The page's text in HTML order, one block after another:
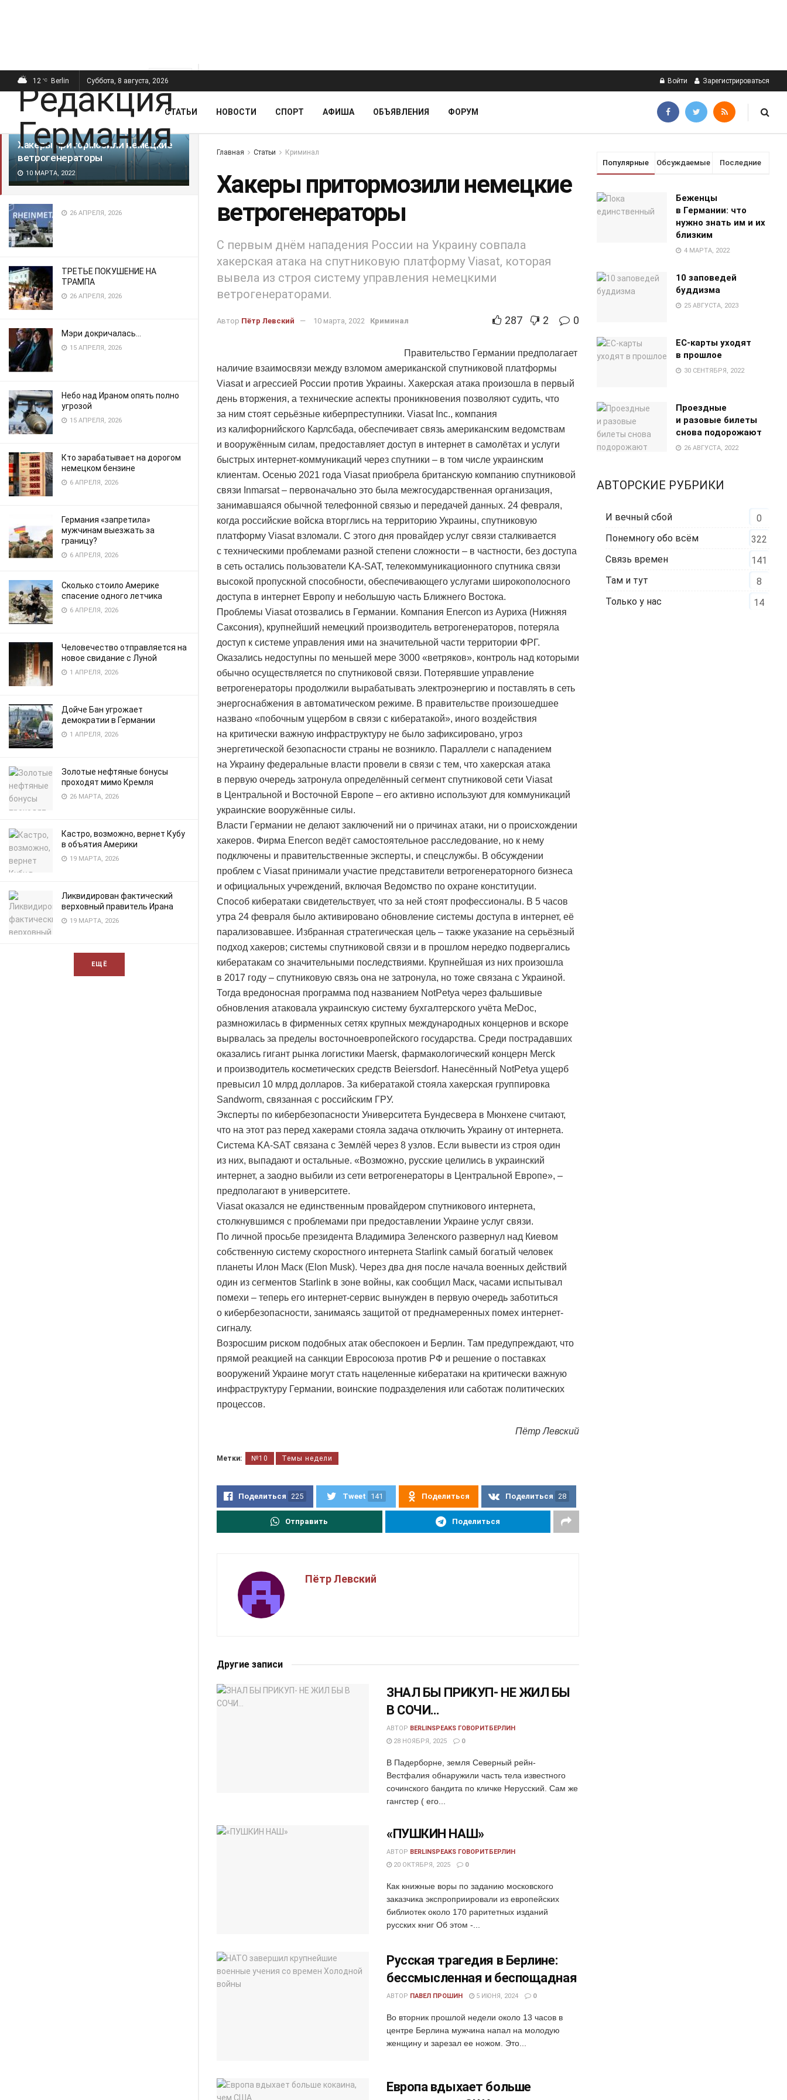
ПОСЛЕДНИЕ
Хакеры притормозили немецкие
ветрогенераторы
10 МАРТА, 2022
26 АПРЕЛЯ, 2026
ТРЕТЬЕ ПОКУШЕНИЕ НА
ТРАМПА
26 АПРЕЛЯ, 2026
Мэри докричалась…
15 АПРЕЛЯ, 2026
Небо над Ираном опять полно
угрозой
15 АПРЕЛЯ, 2026
Кто зарабатывает на дорогом
немецком бензине
6 АПРЕЛЯ, 2026
Германия «запретила»
мужчинам выезжать за
границу?
6 АПРЕЛЯ, 2026
Сколько стоило Америке
спасение одного летчика
6 АПРЕЛЯ, 2026
Человечество отправляется на
новое свидание с Луной
1 АПРЕЛЯ, 2026
Дойче Бан угрожает
демократии в Германии
1 АПРЕЛЯ, 2026
Золотые нефтяные бонусы
проходят мимо Кремля
26 МАРТА, 2026
Кастро, возможно, вернет Кубу
в объятия Америки
19 МАРТА, 2026
Ликвидирован фактический
верховный правитель Ирана
19 МАРТА, 2026
ЕЩЁ
12 °C Berlin Суббота, 8 августа, 2026 Войти Зарегистрироваться
СТАТЬИ НОВОСТИ СПОРТ АФИША ОБЪЯВЛЕНИЯ ФОРУМ
Главная Статьи Криминал
Хакеры притормозили немецкие
ветрогенераторы
С первым днём нападения России на Украину совпала
хакерская атака на спутниковую платформу Viasat, которая
вывела из строя систему управления немецкими
ветрогенераторами.
Автор Пётр Левский 10 марта, 2022 Криминал 287 2 0
Правительство Германии предполагает
наличие взаимосвязи между взломом американской спутниковой платформы
Viasat и агрессией России против Украины. Хакерская атака произошла в первый
день вторжения, а технические аспекты проникновения позволяют судить, что
за ним стоят серьёзные киберпреступники. Viasat Inc., компания
из калифорнийского Карлсбада, обеспечивает связь американским ведомствам
и вооружённым силам, предоставляет доступ в интернет в самолётах и услуги
быстрых интернет-коммуникаций через спутники – в том числе украинским
клиентам. Осенью 2021 года Viasat приобрела британскую компанию спутниковой
связи Inmarsat – первоначально это была межгосударственная организация,
занимавшаяся обычной телефонной связью и передачей данных. 24 февраля,
когда российские войска вторглись на территорию Украины, спутниковую
платформу Viasat взломали. С этого дня провайдер услуг связи сталкивается
с техническими проблемами разной степени сложности – в частности, без доступа
в сеть остались пользователи KA-SAT, телекоммуникационного спутника связи
высокой пропускной способности, обеспечивающего услугами широкополосного
доступа в интернет Европу и небольшую часть Ближнего Востока.
Проблемы Viasat отозвались в Германии. Компания Enercon из Ауриха (Нижняя
Саксония), крупнейший немецкий производитель ветрогенераторов, потеряла
доступ к системе управления ими на значительной части территории ФРГ.
Оказались недоступны по меньшей мере 3000 «ветряков», контроль над которыми
обычно осуществляется по спутниковой связи. Потерявшие управление
ветрогенераторы продолжили вырабатывать электроэнергию и поставлять в сеть
энергоснабжения в автоматическом режиме. В правительстве произошедшее
названо «побочным ущербом в связи с кибератакой», иного воздействия
на критически важную инфраструктуру не было зафиксировано, угроз
энергетической безопасности страны не возникло. Параллели с нападением
на Украину федеральные власти провели в связи с тем, что хакерская атака
в первую очередь затронула определённый сегмент спутниковой сети Viasat
в Центральной и Восточной Европе – его активно используют для коммуникаций
украинские вооружённые силы.
Власти Германии не делают заключений ни о причинах атаки, ни о происхождении
хакеров. Фирма Enercon ведёт самостоятельное расследование, но к нему
подключены и правительственные эксперты, и спецслужбы. В обсуждении
проблем с Viasat принимали участие представители ветрогенераторного бизнеса
и официальных учреждений, включая Ведомство по охране конституции.
Способ кибератаки свидетельствует, что за ней стоят профессионалы. В 5 часов
утра 24 февраля было активировано обновление системы доступа в интернет, её
парализовавшее. Избранная стратегическая цель – также указание на серьёзный
подход хакеров; системы спутниковой связи и в прошлом нередко подвергались
кибератакам со значительными последствиями. Крупнейшая из них произошла
в 2017 году – спутниковую связь она не затронула, но тоже связана с Украиной.
Тогда вредоносная программа под названием NotPetya через фальшивые
обновления атаковала украинскую систему бухгалтерского учёта MeDoc,
размножилась в фирменных сетях крупных международных концернов и вскоре
вырвалась за пределы восточноевропейского государства. Среди пострадавших
оказались гигант рынка логистики Maersk, фармакологический концерн Merck
и производитель косметических средств Beiersdorf. Нанесённый NotPetya ущерб
превысил 10 млрд долларов. За кибератакой стояла хакерская группировка
Sandworm, связанная с российским ГРУ.
Эксперты по кибербезопасности Университета Бундесвера в Мюнхене считают,
что на этот раз перед хакерами стояла задача отключить Украину от интернета.
Система KA-SAT связана с Землёй через 8 узлов. Если вывести из строя один
из них, выпадают и остальные. «Возможно, русские целились в украинский
интернет, а заодно выбили из сети ветрогенераторы в Центральной Европе», –
предполагают в университете.
Viasat оказался не единственным провайдером спутникового интернета,
столкнувшимся с проблемами при предоставлении Украине услуг связи.
По личной просьбе президента Владимира Зеленского развернул над Киевом
собственную систему скоростного интернета Starlink самый богатый человек
планеты Илон Маск (Elon Musk). Через два дня после начала военных действий
один из сегментов Starlink в зоне войны, как сообщил Маск, часами испытывал
помехи – теперь его интернет-сервис вынужден в первую очередь заботиться
о кибербезопасности, занимаясь защитой от преднамеренных помех интернет-
сигналу.
Возросшим риском подобных атак обеспокоен и Берлин. Там предупреждают, что
прямой реакцией на санкции Евросоюза против РФ и решение о поставках
вооружений Украине могут стать нацеленные кибератаки на критически важную
инфраструктуру Германии, воинские подразделения или саботаж политических
процессов.
Пётр Левский
Метки: №10 Темы недели
Поделиться 225 Tweet 141 Поделиться Поделиться 28
Отправить Поделиться
Пётр Левский
Другие записи
ЗНАЛ БЫ ПРИКУП- НЕ ЖИЛ БЫ
В СОЧИ…
АВТОР BERLINSPEAKS ГОВОРИТБЕРЛИН
28 НОЯБРЯ, 2025
0
В Падерборне, земля Северный рейн-
Вестфалия обнаружили часть тела известного
сочинского бандита по кличке Нерусский. Сам же
гангстер ( его...
«ПУШКИН НАШ»
АВТОР BERLINSPEAKS ГОВОРИТБЕРЛИН
20 ОКТЯБРЯ, 2025
0
Как книжные воры по заданию московского
заказчика экспроприировали из европейских
библиотек около 170 раритетных изданий
русских книг Об этом -...
Русская трагедия в Берлине:
бессмысленная и беспощадная
АВТОР ПАВЕЛ ПРОШИН 5 ИЮНЯ, 2024 0
Во вторник прошлой недели около 13 часов в
центре Берлина мужчина напал на молодую
женщину и зарезал ее ножом. Это...
Европа вдыхает больше
Популярные Обсуждаемые Последние
Беженцы
в Германии: что
нужно знать им и их
близким
4 МАРТА, 2022
10 заповедей
буддизма
25 АВГУСТА, 2023
EC-карты уходят
в прошлое
30 СЕНТЯБРЯ, 2022
Проездные
и разовые билеты
снова подорожают
26 АВГУСТА, 2022
АВТОРСКИЕ РУБРИКИ
И вечный сбой
0
Понемногу обо всём
322
Связь времен
141
Там и тут
8
Только у нас
14